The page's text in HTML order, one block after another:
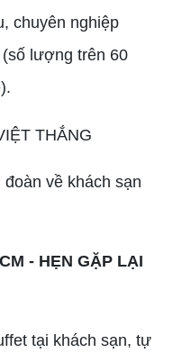
chuyên nghiệp
lượng trên 60
về khách sạn
- HẸN GẶP LẠI
tại khách sạn, tự